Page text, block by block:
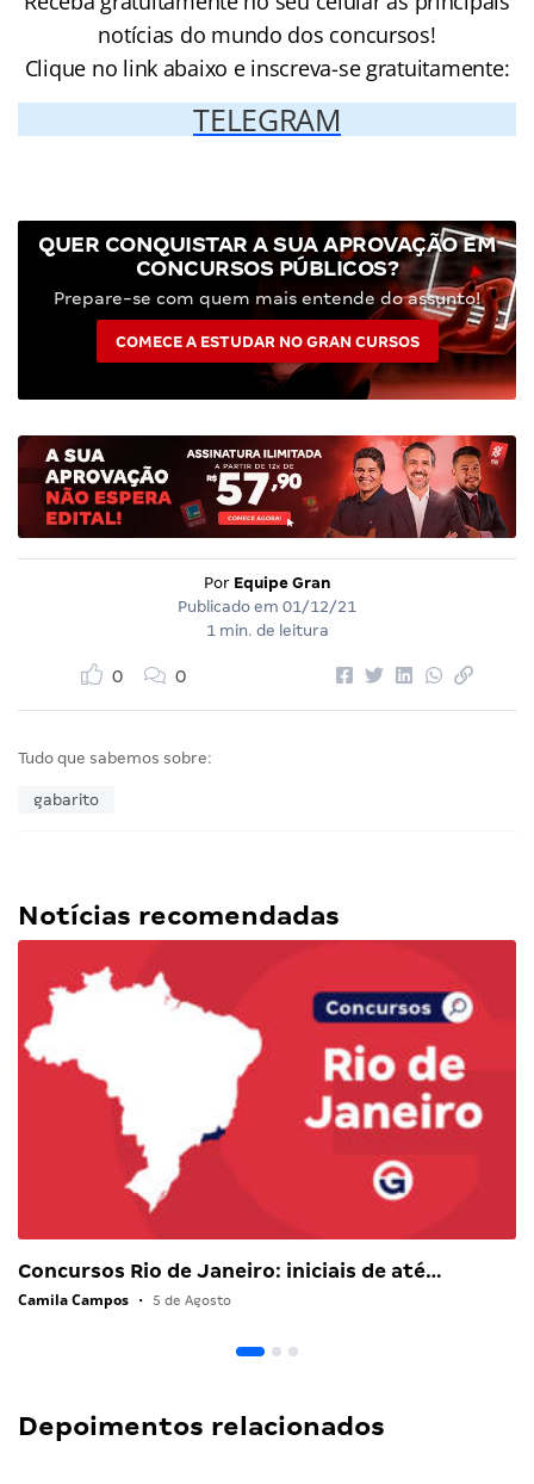
notícias do mundo dos concursos!
Clique no link abaixo e inscreva-se gratuitamente:
TELEGRAM
QUER CONQUISTAR A SUA APROVAÇÃO EM
CONCURSOS PÚBLICOS?
Prepare-se com quem mais entende do assunto!
COMECE A ESTUDAR NO GRAN CURSOS
Por Equipe Gran
Publicado em 01/12/21
1 min. de leitura
0 0
Tudo que sabemos sobre:
gabarito
Notícias recomendadas
Concursos Rio de Janeiro: iniciais de até…
Camila Campos • 5 de Agosto
Depoimentos relacionados